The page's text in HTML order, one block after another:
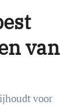
van
voor